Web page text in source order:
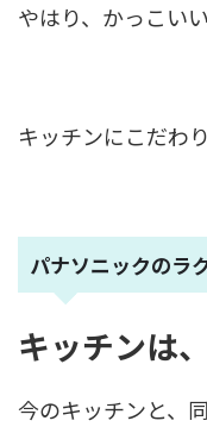
やはり、かっこい
キッチンにこだわ
パナソニックのラ
キッチンは
今のキッチンと、